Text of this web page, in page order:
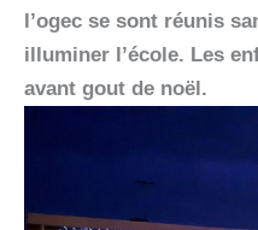
l’ogec se sont réunis
illuminer l’école. Les
avant gout de noël.